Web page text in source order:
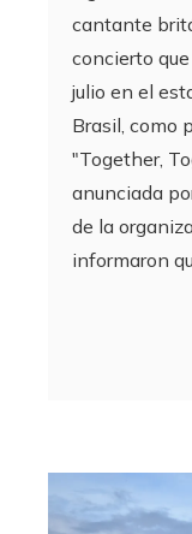
cantante
concierto
julio en el
Brasil, como
"Together,
anunciada
de la
informaron